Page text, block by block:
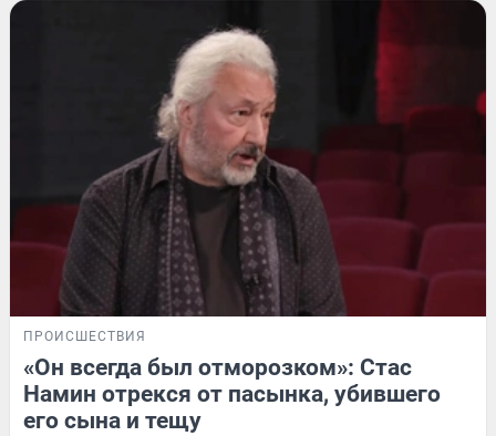
ПРОИСШЕСТВИЯ
«Он всегда был отморозком»: Стас
Намин отрекся от пасынка, убившего
его сына и тещу